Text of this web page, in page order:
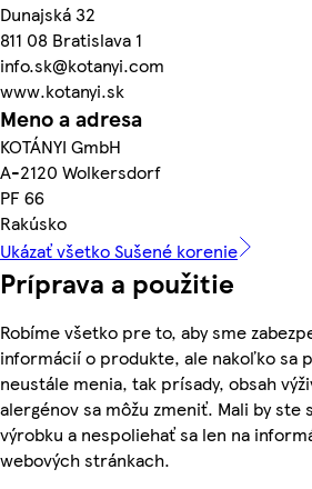
Dunajská 32
811 08 Bratislava 1
info.sk@kotanyi.com
www.kotanyi.sk
Meno a adresa
KOTÁNYI GmbH
A-2120 Wolkersdorf
PF 66
Rakúsko
Ukázať všetko Sušené korenie
Príprava a použitie
Robíme všetko pre to, aby sme
informácií o produkte, ale nakoľko sa
neustále menia, tak prísady, obsah
alergénov sa môžu zmeniť. Mali by
výrobku a nespoliehať sa len na
webových stránkach.